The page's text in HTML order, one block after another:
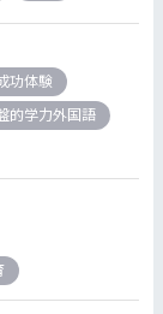
功体験
的学力外国語